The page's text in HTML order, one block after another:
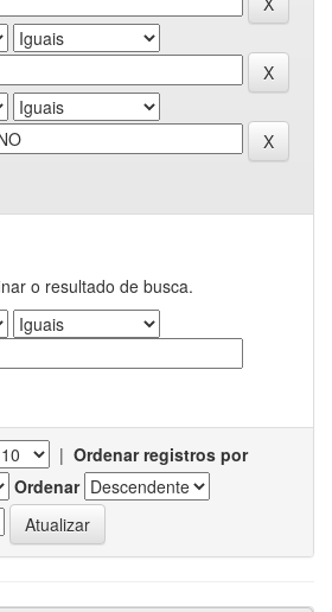
o resultado de busca.
| Ordenar registros por
Ordenar